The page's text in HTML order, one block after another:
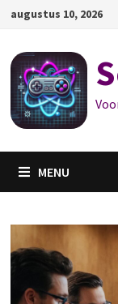
Ga
de
inhoud
augustus 10, 2026
MENU